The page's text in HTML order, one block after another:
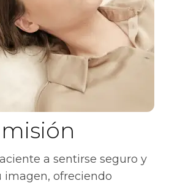
a sentirse seguro y
imagen, ofreciendo